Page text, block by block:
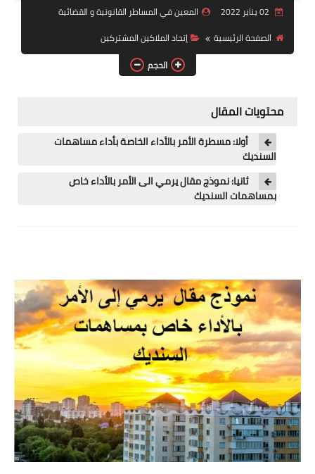
رابط فرعي
رابط فرعي
المهن القانونية والقضائية
إتحاد الملاكين المشتركين
المعين في المساطر القانونية و القضائية
الصفحة الرئيسية
إتحاد الملاكين المشتركين
الحجم
محتويات المقال
أولا: مسطرة الأمر بالأداء الخاصة بأداء مساهمات
السنديك
ثانيا: نموذج مقال يرمي الى الأمر بالأداء خاص
بمساهمات السنديك